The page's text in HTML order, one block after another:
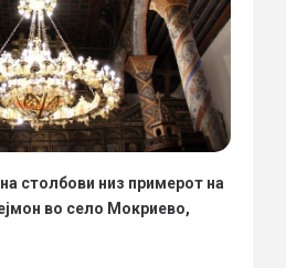
столбови низ примерот на
во село Мокриево,